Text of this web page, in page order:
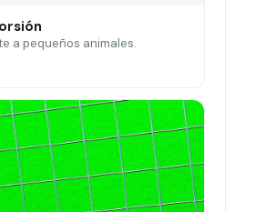
a pequeños animales.